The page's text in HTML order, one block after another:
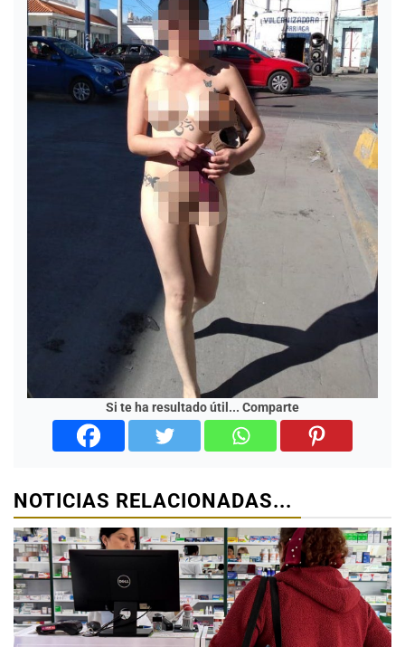
Si te ha resultado útil... Comparte
NOTICIAS RELACIONADAS...